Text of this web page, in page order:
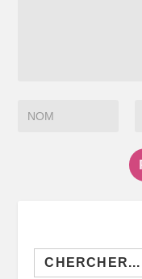
Search
for: